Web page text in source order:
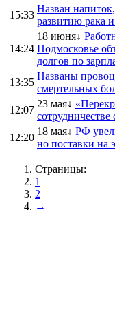
15:33
Назван
развитию рака и
14:24
18 июня↓
Подмосковье
долгов по
13:35
Названы
смертельных
12:07
23 мая↓
12:20
18 мая↓ РФ
но поставки на
Страницы:
1
2
→